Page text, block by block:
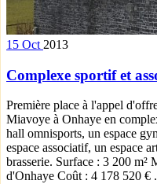
15 Oct 2013
Complexe sportif et
Première place à l'appel
Miavoye à Onhaye en
hall omnisports, un espace
espace associatif, un espace
brasserie. Surface : 3 200 m²
d'Onhaye Coût : 4 178 520 €